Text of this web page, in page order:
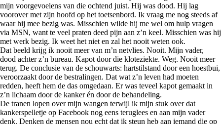
mijn voorgevoelens van die ochtend juist. Hij was dood. Hij lag
voorover met zijn hoofd op het toetsenbord. Ik vraag me nog steeds af
waar hij mee bezig was. Misschien wilde hij me wel om hulp vragen
via MSN, want te veel praten deed pijn aan z’n keel. Misschien was hij
met werk bezig. Ik weet het niet en zal het nooit weten ook.
Dat beeld krijg ik nooit meer van m’n netvlies. Nooit. Mijn vader,
dood achter z’n bureau. Kapot door die kloteziekte. Weg. Nooit meer
terug. De conclusie van de schouwarts: hartstilstand door een hoestbui,
veroorzaakt door de bestralingen. Dat wat z’n leven had moeten
redden, heeft hem de das omgedaan. Er was teveel kapot gemaakt in
z’n lichaam door de kanker én door de behandeling.
De tranen lopen over mijn wangen terwijl ik mijn stuk over dat
kankerspelletje op Facebook nog eens teruglees en aan mijn vader
denk. Denken de mensen nou echt dat ik steun heb aan iemand die op